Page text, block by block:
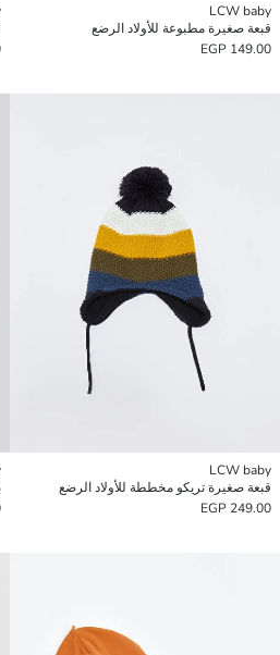
LCW baby
قبعة صغيرة مطبوعة للأولاد الرضع
149.00 EGP
LCW baby
قبعة صغيرة تريكو مخططة للأولاد الرضع
249.00 EGP